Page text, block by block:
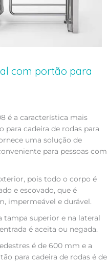
com portão para
é a característica mais
para cadeira de rodas para
uma solução de
para pessoas com
pois todo o corpo é
e escovado, que é
impermeável e durável.
tampa superior e na lateral
é aceita ou negada.
é de 600 mm e a
para cadeira de rodas é de